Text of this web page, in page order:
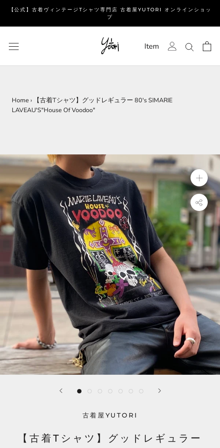
ッ
て
動
る
【公式】古着ヴィンテージTシャツ専門店 古着屋YUTORI オンラインショッ
プ
Item
Home›
【古着Tシャツ】グッドレギュラー 80's SIMARIE
LAVEAU'S"House Of Voodoo"
古着屋YUTORI
【古着Tシャツ】グッドレギュラー